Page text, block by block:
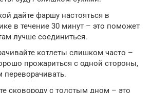
дайте фаршу настояться в
в течение 30 минут – это поможет
лучше соединиться.
котлеты слишком часто –
прожариться с одной стороны,
переворачивать.
сковороду с толстым дном – это